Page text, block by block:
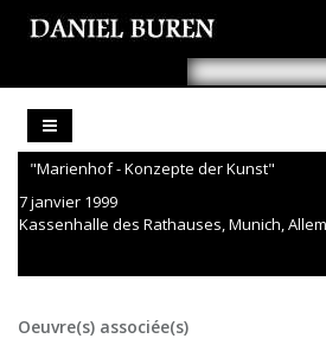
"Marienhof - Konzepte der Kunst"
7 janvier 1999
Kassenhalle des Rathauses, Munich,
Oeuvre(s) associée(s)